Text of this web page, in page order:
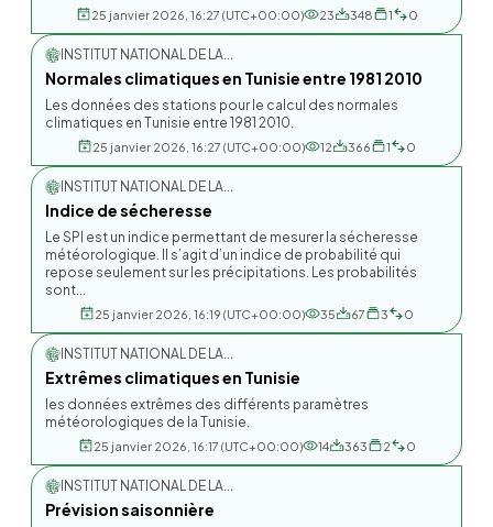
25 janvier 2026, 16:27 (UTC+00:00) 23 348 1 0
INSTITUT NATIONAL DE LA...
Normales climatiques en Tunisie entre 1981 2010
Les données des stations pour le calcul des normales
climatiques en Tunisie entre 1981 2010.
25 janvier 2026, 16:27 (UTC+00:00) 12 366 1 0
INSTITUT NATIONAL DE LA...
Indice de sécheresse
Le SPI est un indice permettant de mesurer la sécheresse
météorologique. Il s’agit d’un indice de probabilité qui
repose seulement sur les précipitations. Les probabilités
sont...
25 janvier 2026, 16:19 (UTC+00:00) 35 67 3 0
INSTITUT NATIONAL DE LA...
Extrêmes climatiques en Tunisie
les données extrêmes des différents paramètres
météorologiques de la Tunisie.
25 janvier 2026, 16:17 (UTC+00:00) 14 363 2 0
INSTITUT NATIONAL DE LA...
Prévision saisonnière